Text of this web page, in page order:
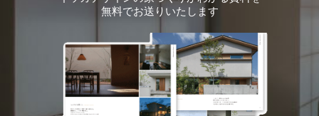
無料でお送りいたします